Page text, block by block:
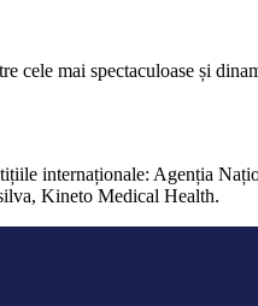
mai spectaculoase și
internaționale: Agenția
Kineto Medical Health.